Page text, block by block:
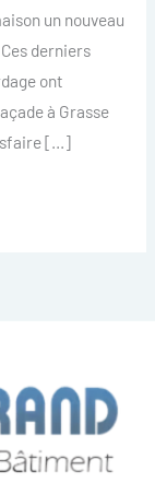
un nouveau
derniers
ont
à Grasse
[…]